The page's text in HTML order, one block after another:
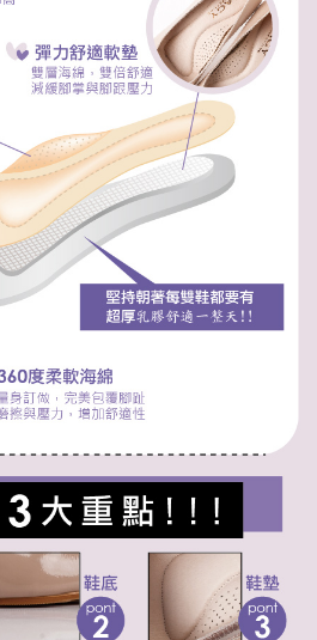
下連結：
https://oppay.tw/userRule
司提供之「AFTEE先享後付」服務完成之交
供個人資料，並將交易相關給付款項請求債
。
瀏覽以下網址：
法定代理人或監護人之同意方可使用
意申辦者引起之損失，本公司不負相關責
，將依據個別帳號之用戶狀況，依本公司即
仍有額度不足之情形，本公司將視審查結果
用他人資訊註冊。若發現惡意使用之情形，
止該用戶之使用額度並採取法律行動。